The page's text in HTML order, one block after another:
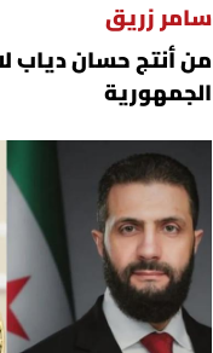
سامر زريق
من أنتج حسان دياب
الجمهورية